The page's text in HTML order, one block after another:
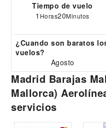
Tiempo de vuelo
1 Horas20Minutos
¿Cuando son baratos
vuelos?
Agosto
Madrid Barajas
Mallorca)
servicios